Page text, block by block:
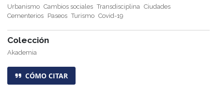
Urbanismo Cambios sociales Transdisciplina Ciudades
Cementerios Paseos Turismo Covid-19
Colección
Akademia
CÓMO CITAR